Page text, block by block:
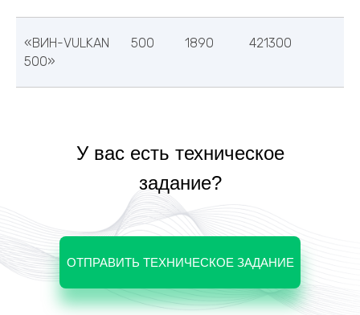
«ВИН-VULKAN
500»
500 1890 421300
У вас есть техническое
задание?
массового участия. Идейные
ОТПРАВИТЬ ТЕХНИЧЕСКОЕ ЗАДАНИЕ